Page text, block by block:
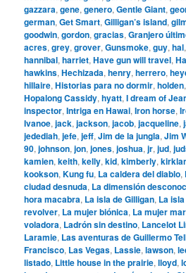
gazzara,gene,genero,Gentle Giant,
german,Get Smart,Gilligan’s island,
goodwin,gordon,gracias,Granjero
acres,grey,grover,Gunsmoke,guy,hal
hannibal,harriet,Have gun will travel,
hawkins,Hechizada,henry,herrero,
hillaire,Historias para no dormir,holden
Hopalong Cassidy,hyatt,I dream of
inspector,Intriga en Hawai,Iron horse,
Ivanoe,jack,jackson,jacob,jacqueline,
jedediah,jefe,jeff,Jim de la jungla,Jim
90,johnson,jon,jones,joshua,jr,jud,
kamien,keith,kelly,kid,kimberly,
kookson,Kung fu, La caldera del diablo,
ciudad desnuda, La dimensión
hora macabra, La isla de Gilligan, La
revolver, La mujer biónica, La mujer
voladora, Ladrón sin destino, Lancelot
Laramie, Las aventuras de Guillermo
Francisco, Las Vegas, Lassie,lawson,
listado, Little house in the prairie,lloyd,